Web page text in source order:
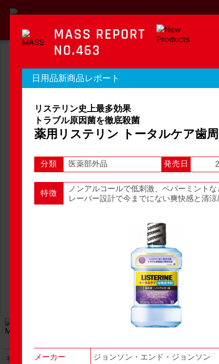
MASS REPORT
マスレポート
OTC新商品レポート 店頭観察レポート
OTC新商品レポート 店頭観察
キャベジンコーワαプラ
New Products
グロンサン用刃棒
MASS REPORT
NO.463
日用品新商品レポート
リステリン史上最多効果
トラブル原因菌を徹底殺菌
薬用リステリン トータルケア歯
分類 医薬部外品 発売日
特徴
ノンアルコールで低刺激、ペパーミント
レーバー設計で今までにない爽快感と清
メーカー ジョンソン・エンド・ジョンソン